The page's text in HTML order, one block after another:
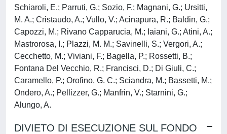
Schiaroli, E.; Parruti, G.; Sozio, F.; Magnani, G.; Ursitti,
M. A.; Cristaudo, A.; Vullo, V.; Acinapura, R.; Baldin, G.;
Capozzi, M.; Rivano Capparucia, M.; Iaiani, G.; Atini, A.;
Mastrorosa, I.; Plazzi, M. M.; Savinelli, S.; Vergori, A.;
Cecchetto, M.; Viviani, F.; Bagella, P.; Rossetti, B.;
Fontana Del Vecchio, R.; Francisci, D.; Di Giuli, C.;
Caramello, P.; Orofino, G. C.; Sciandra, M.; Bassetti, M.;
Ondero, A.; Pellizzer, G.; Manfrin, V.; Starnini, G.;
Alungo, A.
DIVIETO DI ESECUZIONE SUL FONDO